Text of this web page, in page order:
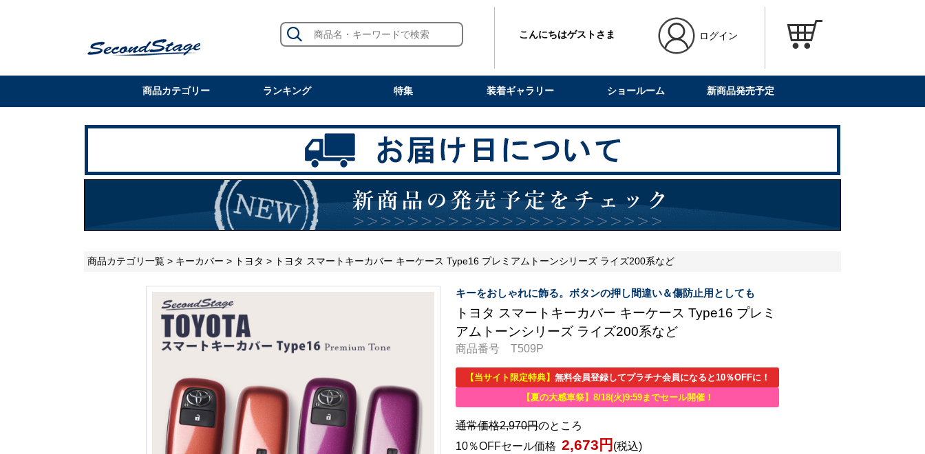
こんにちはゲストさま ログイン
商品カテゴリー ランキング 特集 装着ギャラリー ショールーム 新商品発売予定
商品カテゴリ一覧 > キーカバー > トヨタ > トヨタ スマートキーカバー キーケース Type16 プレミアムトーンシリーズ ライズ200系など
キーをおしゃれに飾る。ボタンの押し間違い＆傷防止用としても
トヨタ スマートキーカバー キーケース Type16 プレミ
アムトーンシリーズ ライズ200系など
商品番号 T509P
【当サイト限定特典】 無料会員登録してプラチナ会員になると10％OFFに！
【夏の大感車祭】8/18(火)9:59までセール開催！
通常価格2,970円のところ
10％OFFセール価格 2,673円 (税込)